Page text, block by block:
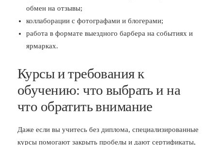
обмен на отзывы;
коллаборации с фотографами и блогерами;
работа в формате выездного барбера на событиях и
ярмарках.
Курсы и требования к
обучению: что выбрать и на
что обратить внимание
Даже если вы учитесь без диплома, специализированные
курсы помогают закрыть пробелы и дают сертификаты,